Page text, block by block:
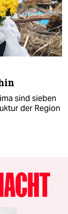
sind sieben
der Region